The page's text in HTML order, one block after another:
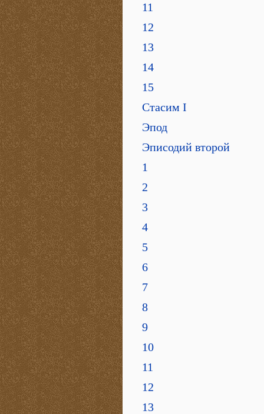
11
12
13
14
15
Стасим I
Эпод
Эписодий второй
1
2
3
4
5
6
7
8
9
10
11
12
13